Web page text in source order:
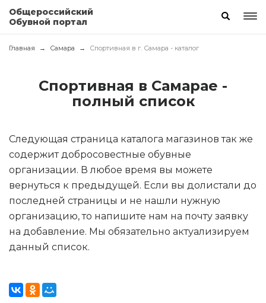
Общероссийский
Обувной портал
Главная Самара Спортивная в г. Самара - каталог
Спортивная в Самарае -
полный список
Следующая страница каталога магазинов так же
содержит добросовестные обувные
организации. В любое время вы можете
вернуться к предыдущей. Если вы долистали до
последней страницы и не нашли нужную
организацию, то напишите нам на почту заявку
на добавление. Мы обязательно актуализируем
данный список.